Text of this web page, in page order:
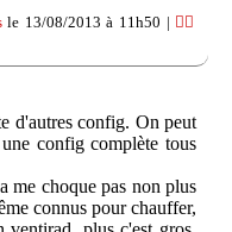
le 13/08/2013 à 11h50 | 👍🏽
d'autres config. On peut
config complète tous
me choque pas non plus
connus pour chauffer,